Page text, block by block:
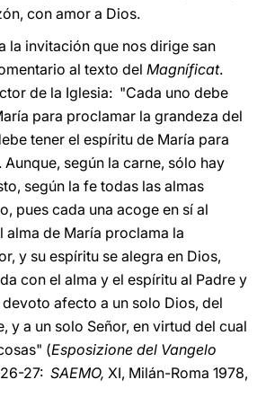
con amor a Dios.
la invitación que nos dirige san
al texto del Magníficat.
de la Iglesia: "Cada uno debe
para proclamar la grandeza del
tener el espíritu de María para
según la carne, sólo hay
según la fe todas las almas
pues cada una acoge en sí al
alma de María proclama la
y su espíritu se alegra en Dios,
con el alma y el espíritu al Padre y
afecto a un solo Dios, del
y a un solo Señor, en virtud del cual
(Esposizione del Vangelo
27: SAEMO, XI, Milán-Roma 1978,